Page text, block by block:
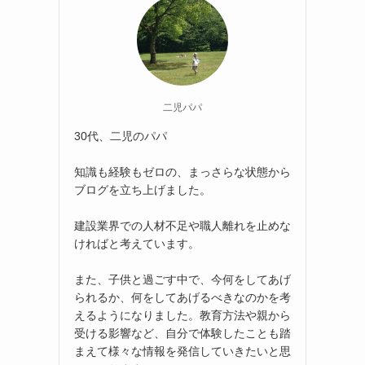
二児パパ
30代、二児のパパ
知識も経験もゼロの、まっさらな状態から
ブログを立ち上げました。
建設業界での人材不足や職人離れを止めな
ければと考えています。
また、子供と過ごす中で、今何をしてあげ
られるか、何をしてあげるべきなのかを考
えるようになりました。教育方法や親から
受ける影響など、自分で体験したことも踏
まえて様々な情報を発信していきたいと思